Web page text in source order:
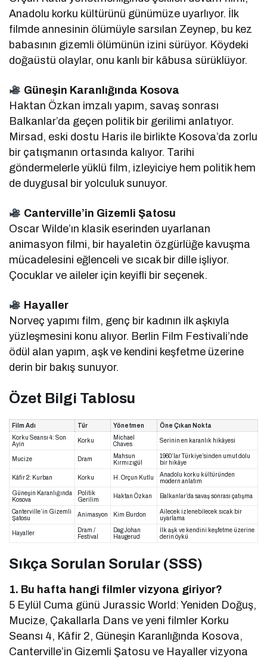
Anadolu korku kültürünü günümüze uyarlıyor. İlk
filmde annesinin ölümüyle sarsılan Zeynep, bu kez
babasının gizemli ölümünün izini sürüyor. Köydeki
doğaüstü olaylar, onu kanlı bir kâbusa sürüklüyor.
Güneşin Karanlığında Kosova
Haktan Özkan imzalı yapım, savaş sonrası
Balkanlar’da geçen politik bir gerilimi anlatıyor.
Mirsad, eski dostu Haris ile birlikte Kosova’da zorlu
bir çatışmanın ortasında kalıyor. Tarihi
göndermelerle yüklü film, izleyiciye hem politik hem
de duygusal bir yolculuk sunuyor.
Canterville’in Gizemli Şatosu
Oscar Wilde’ın klasik eserinden uyarlanan
animasyon filmi, bir hayaletin özgürlüğe kavuşma
mücadelesini eğlenceli ve sıcak bir dille işliyor.
Çocuklar ve aileler için keyifli bir seçenek.
Hayaller
Norveç yapımı film, genç bir kadının ilk aşkıyla
yüzleşmesini konu alıyor. Berlin Film Festivali’nde
ödül alan yapım, aşk ve kendini keşfetme üzerine
derin bir bakış sunuyor.
Özet Bilgi Tablosu
Film Adı Tür Yönetmen
Öne Çıkan Nokta
Korku Seansı 4: Son
Ayin
Korku
Michael
Chaves
Serinin en karanlık hikâyesi
Mucize Dram
Mahsun
Kırmızıgül
1960’lar Türkiye’sinden umut dolu
bir hikâye
Kâfir 2: Kurban Korku H. Orçun Kutlu
Anadolu korku kültüründen
modern anlatım
Güneşin Karanlığında
Kosova
Politik
Gerilim
Haktan Özkan Balkanlar’da savaş sonrası çatışma
Canterville’in Gizemli
Şatosu
Animasyon Kim Burdon
Ailecek izlenebilecek sıcak bir
uyarlama
Hayaller
Dram /
Festival
Dag Johan
Haugerud
İlk aşk ve kendini keşfetme üzerine
derin öykü
Sıkça Sorulan Sorular (SSS)
1. Bu hafta hangi filmler vizyona giriyor?
5 Eylül Cuma günü Jurassic World: Yeniden Doğuş,
Mucize, Çakallarla Dans ve yeni filmler Korku
Seansı 4, Kâfir 2, Güneşin Karanlığında Kosova,
Canterville’in Gizemli Şatosu ve Hayaller vizyona